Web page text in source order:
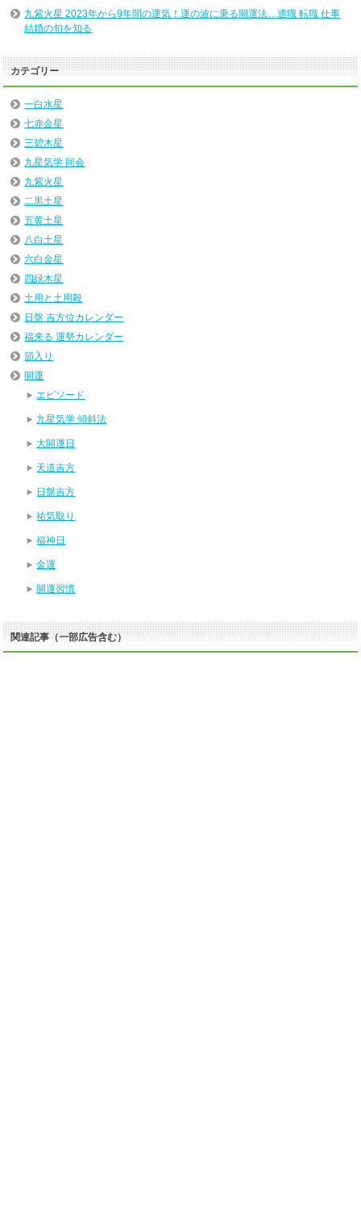
九紫火星 2023年から9年間の運気！運の波に乗る開運法…適職 転職 仕事
結婚の旬を知る
カテゴリー
一白水星
七赤金星
三碧木星
九星気学 同会
九紫火星
二黒土星
五黄土星
八白土星
六白金星
四緑木星
土用と土用殺
日盤 吉方位カレンダー
福来る 運勢カレンダー
節入り
開運
エピソード
九星気学 傾斜法
大開運日
天道吉方
日盤吉方
祐気取り
福神日
金運
開運習慣
関連記事（一部広告含む）